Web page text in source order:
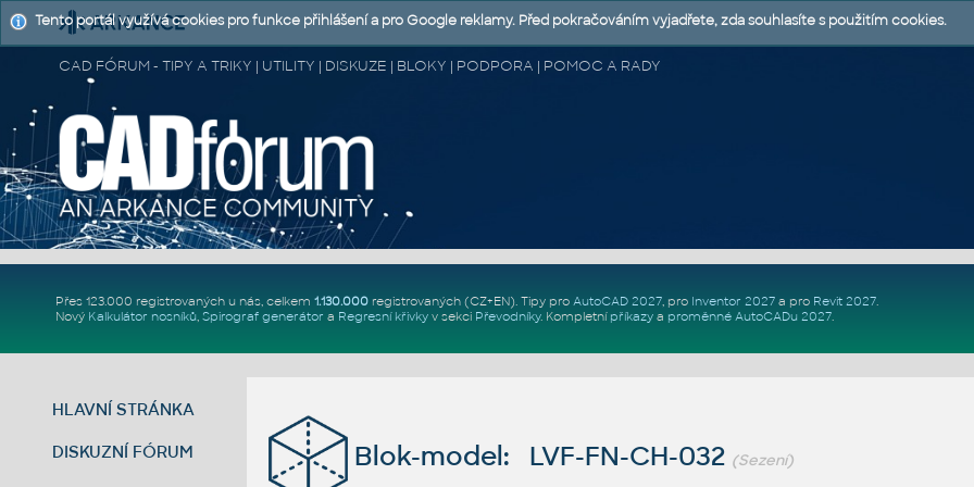
CAD FÓRUM - TIPY A TRIKY | UTILITY | DISKUZE | BLOKY | PODPORA | POMOC A RADY
Přes 123.000 registrovaných u nás, celkem 1.130.000registrovaných (CZ+EN). Tipy pro AutoCAD 2027, pro Inventor 2027a pro Revit 2027.
Nový Kalkulátor nosníků, Spirograf generátor a Regresní křivkyv sekci Převodníky. Kompletní příkazya proměnné AutoCADu 2027.
HLAVNÍ STRÁNKA
DISKUZNÍ FÓRUM Blok-model: LVF-FN-CH-032 (Sezení)
Tento portál využívá cookies pro funkce přihlášení a pro Google reklamy. Před pokračováním vyjadřete, zda souhlasíte s použitím cookies.